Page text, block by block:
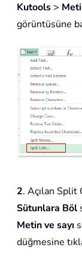
Kutools >
görüntüsüne
2. Açılan
Sütunlara Böl
Metin ve sayı
düğmesine